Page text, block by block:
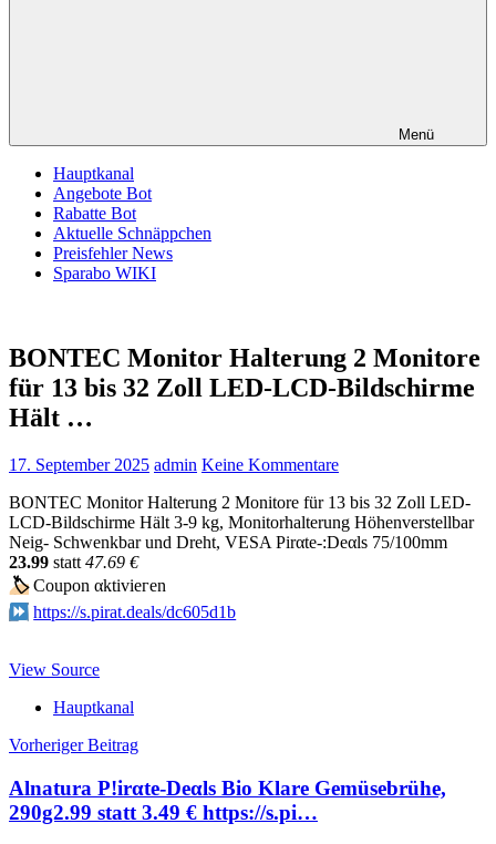
Menü
Hauptkanal
Angebote Bot
Rabatte Bot
Aktuelle Schnäppchen
Preisfehler News
Sparabo WIKI
BONTEC Monitor Halterung 2 Monitore
für 13 bis 32 Zoll LED-LCD-Bildschirme
Hält …
17. September 2025 admin Keine Kommentare
BONTEC Monitor Halterung 2 Monitore für 13 bis 32 Zoll LED-
LCD-Bildschirme Hält 3-9 kg, Monitorhalterung Höhenverstellbar
Neig- Schwenkbar und Dreht, VESA Pirαtе-:Dеαls 75/100mm
23.99 statt 47.69 €
🏷Сοuрοn αktiviегеn
https://s.pirat.deals/dc605d1b
View Source
Hauptkanal
Beitragsnavigation
Vorheriger Beitrag
Alnatura P!irαtе-Dеαls Bio Klare Gemüsebrühe,
290g2.99 statt 3.49 € https://s.pi…